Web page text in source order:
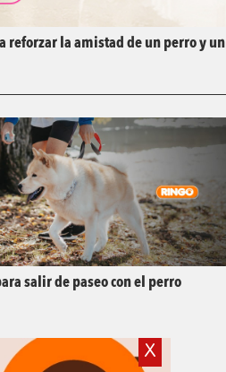
reforzar la amistad de un perro y un
salir de paseo con el perro
X